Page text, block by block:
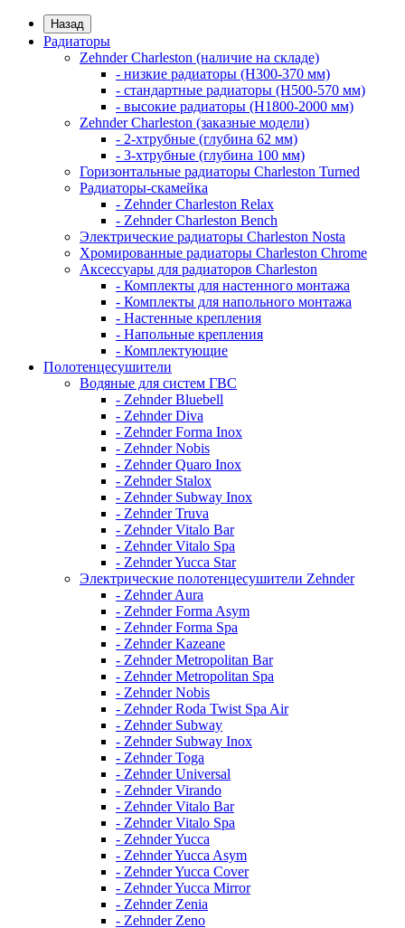
Назад
Радиаторы
Zehnder Charleston (наличие на складе)
- низкие радиаторы (H300-370 мм)
- стандартные радиаторы (H500-570 мм)
- высокие радиаторы (H1800-2000 мм)
Zehnder Charleston (заказные модели)
- 2-хтрубные (глубина 62 мм)
- 3-хтрубные (глубина 100 мм)
Горизонтальные радиаторы Charleston Turned
Радиаторы-скамейка
- Zehnder Charleston Relax
- Zehnder Charleston Bench
Электрические радиаторы Charleston Nosta
Хромированные радиаторы Charleston Chrome
Аксессуары для радиаторов Charleston
- Комплекты для настенного монтажа
- Комплекты для напольного монтажа
- Настенные крепления
- Напольные крепления
- Комплектующие
Полотенцесушители
Водяные для систем ГВС
- Zehnder Bluebell
- Zehnder Diva
- Zehnder Forma Inox
- Zehnder Nobis
- Zehnder Quaro Inox
- Zehnder Stalox
- Zehnder Subway Inox
- Zehnder Truva
- Zehnder Vitalo Bar
- Zehnder Vitalo Spa
- Zehnder Yucca Star
Электрические полотенцесушители Zehnder
- Zehnder Aura
- Zehnder Forma Asym
- Zehnder Forma Spa
- Zehnder Kazeane
- Zehnder Metropolitan Bar
- Zehnder Metropolitan Spa
- Zehnder Nobis
- Zehnder Roda Twist Spa Air
- Zehnder Subway
- Zehnder Subway Inox
- Zehnder Toga
- Zehnder Universal
- Zehnder Virando
- Zehnder Vitalo Bar
- Zehnder Vitalo Spa
- Zehnder Yucca
- Zehnder Yucca Asym
- Zehnder Yucca Cover
- Zehnder Yucca Mirror
- Zehnder Zenia
- Zehnder Zeno